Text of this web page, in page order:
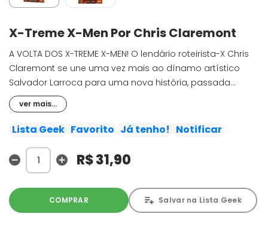
X-Treme X-Men Por Chris Claremont
A VOLTA DOS X-TREME X-MEN! O lendário roteirista-X Chris
Claremont se une uma vez mais ao dínamo artístico
Salvador Larroca para uma nova história, passada
exatamente após o fim da fase original do título X-TREME
X-MEN! Ogun, o antigo inimigo de Kitty Pryde, desfere
contra ela um potente ataque psíquico, fazendo com
alto risco. mas que segredo Ogun está escondendo? E
será que mesmo os poderes combinados de Bishop,
Wolverine serão suficientes para deter seu insidioso
plano?
ver mais...
Lista Geek Favorito Já tenho! Notificar
R$ 31,90
COMPRAR Salvar na Lista Geek